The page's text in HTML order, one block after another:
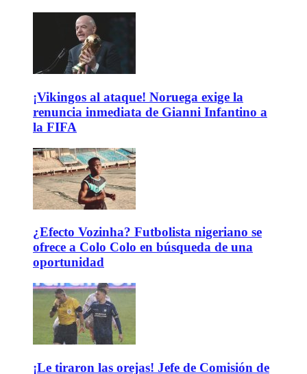
¡Vikingos al ataque! Noruega exige la
renuncia inmediata de Gianni Infantino a
la FIFA
¿Efecto Vozinha? Futbolista nigeriano se
ofrece a Colo Colo en búsqueda de una
oportunidad
¡Le tiraron las orejas! Jefe de Comisión de